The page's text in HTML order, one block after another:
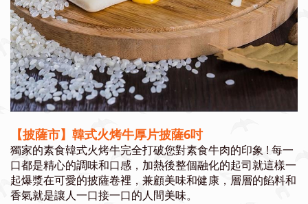
【披薩市】韓式火烤牛厚片披薩6吋
獨家的素食韓式火烤牛完全打破您對素食牛肉的印象 ! 每一
口都是精心的調味和口感，加熱後整個融化的起司就這樣一
起爆漿在可愛的披薩卷裡，兼顧美味和健康，層層的餡料和
香氣就是讓人一口接一口的人間美味。